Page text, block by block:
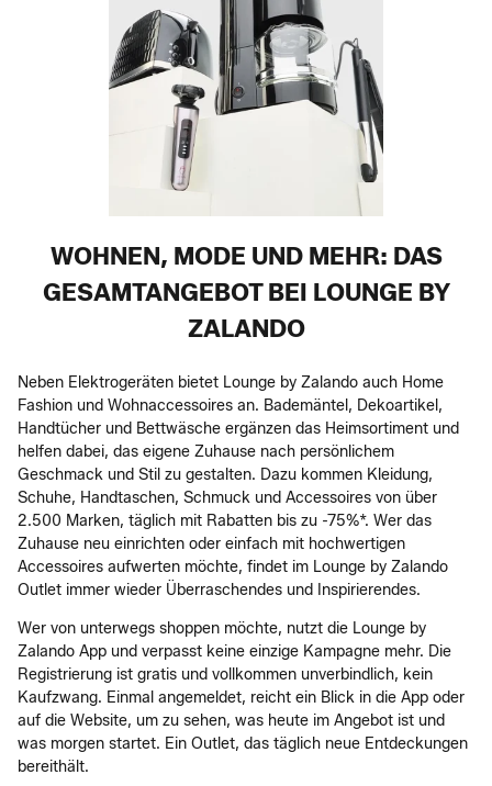
WOHNEN, MODE UND MEHR: DAS
GESAMTANGEBOT BEI LOUNGE BY
ZALANDO
Neben Elektrogeräten bietet Lounge by Zalando auch Home
Fashion und Wohnaccessoires an. Bademäntel, Dekoartikel,
Handtücher und Bettwäsche ergänzen das Heimsortiment und
helfen dabei, das eigene Zuhause nach persönlichem
Geschmack und Stil zu gestalten. Dazu kommen Kleidung,
Schuhe, Handtaschen, Schmuck und Accessoires von über
2.500 Marken, täglich mit Rabatten bis zu -75%*. Wer das
Zuhause neu einrichten oder einfach mit hochwertigen
Accessoires aufwerten möchte, findet im Lounge by Zalando
Outlet immer wieder Überraschendes und Inspirierendes.
Wer von unterwegs shoppen möchte, nutzt die Lounge by
Zalando App und verpasst keine einzige Kampagne mehr. Die
Registrierung ist gratis und vollkommen unverbindlich, kein
Kaufzwang. Einmal angemeldet, reicht ein Blick in die App oder
auf die Website, um zu sehen, was heute im Angebot ist und
was morgen startet. Ein Outlet, das täglich neue Entdeckungen
bereithält.